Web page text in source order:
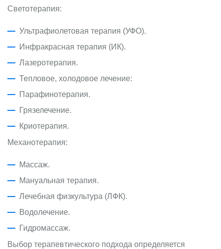
Светотерапия:
Ультрафиолетовая терапия (УФО).
Инфракрасная терапия (ИК).
Лазеротерапия.
Тепловое, холодовое лечение:
Парафинотерапия.
Грязелечение.
Криотерапия.
Механотерапия:
Массаж.
Мануальная терапия.
Лечебная физкультура (ЛФК).
Водолечение.
Гидромассаж.
Выбор терапевтического подхода определяется